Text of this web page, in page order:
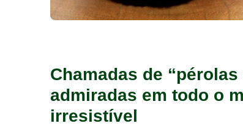
Chamadas de
admiradas em todo o
irresistível